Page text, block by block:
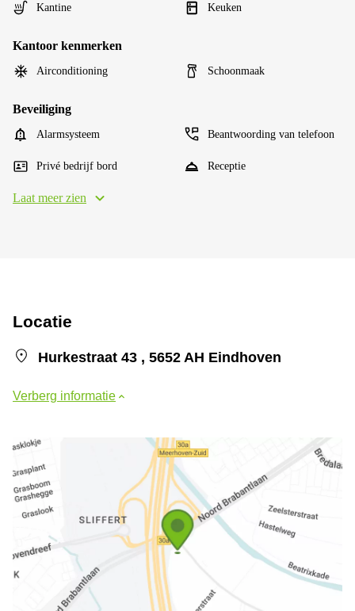
Kantine Keuken
Kantoor kenmerken
Airconditioning Schoonmaak
Beveiliging
Alarmsysteem Beantwoording van telefoon
Privé bedrijf bord Receptie
Laat meer zien
Locatie
Hurkestraat 43 , 5652 AH Eindhoven
Verberg informatie